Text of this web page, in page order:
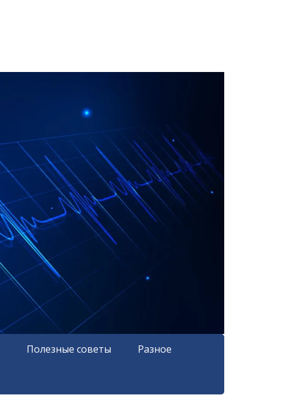
Полезные советы Разное